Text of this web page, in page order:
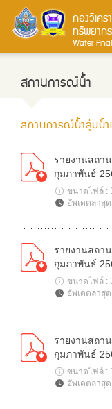
กองวิเค
ทรัพยาก
Water
สถานการณ์น้ำ
สถานการณ์น้ำลุ่มน้ำ
รายงานสถา
กุมภาพันธ์
ขนาดไฟล์ :
อัพเดตล่าสุ
รายงานสถา
กุมภาพันธ์
ขนาดไฟล์ :
อัพเดตล่าสุ
รายงานสถา
กุมภาพันธ์
ขนาดไฟล์ :
อัพเดตล่าสุ